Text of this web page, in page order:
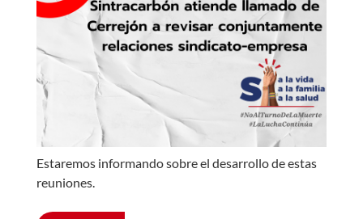
Estaremos informando sobre el desarrollo de estas
reuniones.